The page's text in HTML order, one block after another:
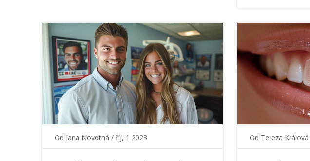
Od Jana Novotná / říj, 1 2023 Od Tereza Králová